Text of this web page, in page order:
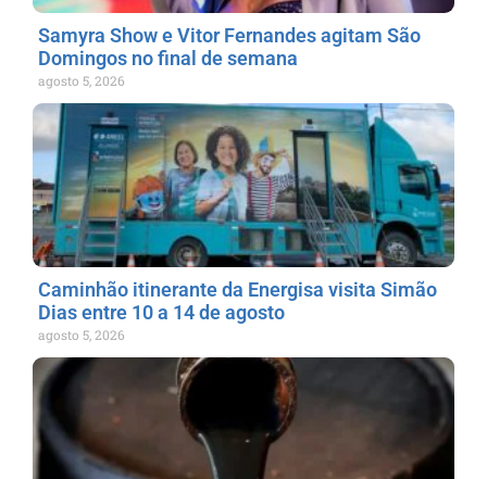
Samyra Show e Vitor Fernandes agitam São
Domingos no final de semana
agosto 5, 2026
Caminhão itinerante da Energisa visita Simão
Dias entre 10 a 14 de agosto
agosto 5, 2026